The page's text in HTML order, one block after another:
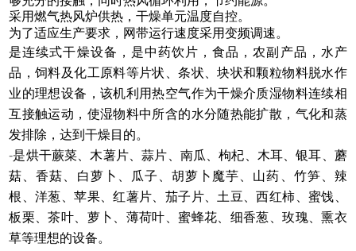
采用燃气热风炉供热，干燥单元温度自控。
为了适应生产要求，网带运行速度采用变频调速。
是连续式干燥设备，是中药饮片，食品，农副产品，水产
品，饲料及化工原料等片状、条状、块状和颗粒物料脱水作
业的理想设备，该机利用热空气作为干燥介质湿物料连续相
互接触运动，使湿物料中所含的水分随热能扩散，气化和蒸
发排除，达到干燥目的。
-是烘干蕨菜、木薯片、蒜片、南瓜、枸杞、木耳、银耳、蘑
菇、香菇、白萝卜、瓜子、胡萝卜魔芋、山药、竹笋、辣
根、洋葱、苹果、红薯片、茄子片、土豆、西红柿、蜜饯、
板栗、茶叶、萝卜、薄荷叶、蜜蜂花、细香葱、玫瑰、熏衣
草等理想的设备。